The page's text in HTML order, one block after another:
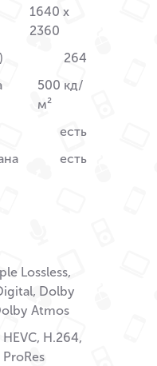
1640 x
2360
264
500 кд/
м²
есть
есть
Lossless,
Dolby
Atmos
HEVC, H.264,
ProRes